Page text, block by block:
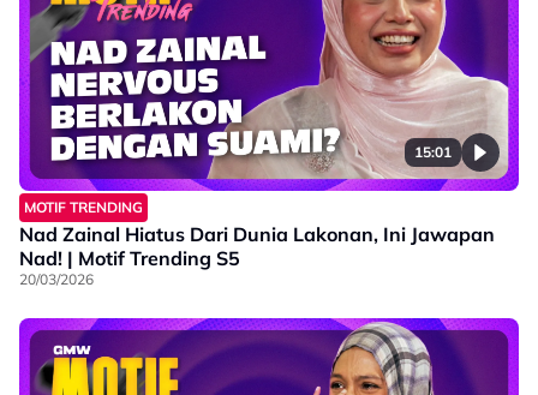
15:01
MOTIF TRENDING
Nad Zainal Hiatus Dari Dunia Lakonan, Ini Jawapan
Nad! | Motif Trending S5
20/03/2026